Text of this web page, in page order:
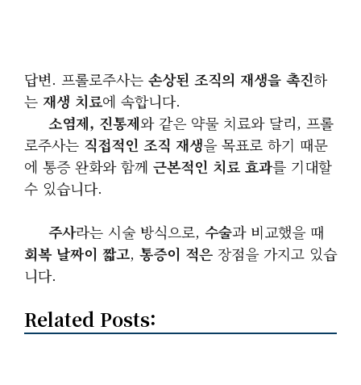
답변. 프롤로주사는 손상된 조직의 재생을 촉진하
는 재생 치료에 속합니다.
소염제, 진통제와 같은 약물 치료와 달리, 프롤
로주사는 직접적인 조직 재생을 목표로 하기 때문
에 통증 완화와 함께 근본적인 치료 효과를 기대할
수 있습니다.
주사라는 시술 방식으로, 수술과 비교했을 때
회복 날짜이 짧고, 통증이 적은 장점을 가지고 있습
니다.
Related Posts: